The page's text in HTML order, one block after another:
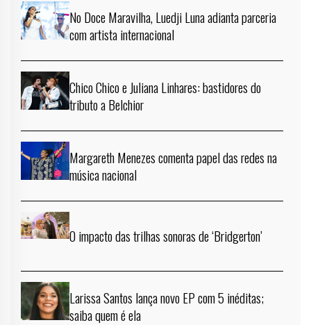
No Doce Maravilha, Luedji Luna adianta parceria
com artista internacional
Chico Chico e Juliana Linhares: bastidores do
tributo a Belchior
Margareth Menezes comenta papel das redes na
música nacional
O impacto das trilhas sonoras de ‘Bridgerton’
Larissa Santos lança novo EP com 5 inéditas;
saiba quem é ela